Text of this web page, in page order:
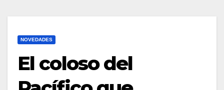
NOVEDADES
El coloso del